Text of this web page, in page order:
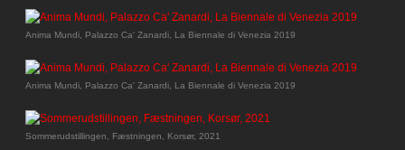
Anima Mundi, Palazzo Ca' Zanardi, La Biennale di Venezia 2019
Anima Mundi, Palazzo Ca' Zanardi, La Biennale di Venezia 2019
Sommerudstillingen, Fæstningen, Korsør, 2021